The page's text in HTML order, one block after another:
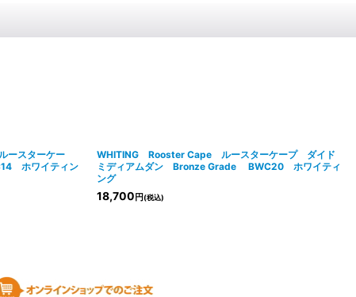
スターケー
ホワイティン
WHITING Rooster Cape ルースターケープ ダイド
ミディアムダン Bronze Grade BWC20 ホワイティ
ング
18,700 円(税込)